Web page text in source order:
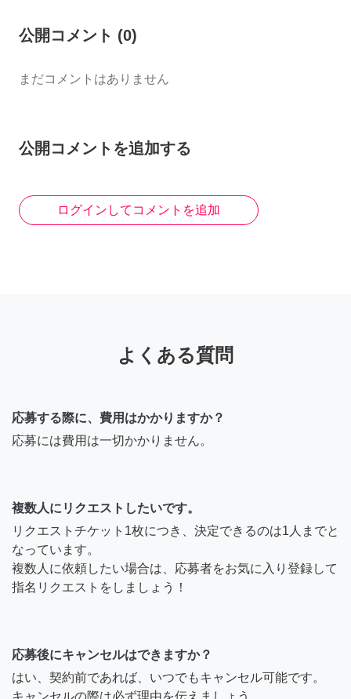
公開コメント (0)
まだコメントはありません
公開コメントを追加する
ログインしてコメントを追加
よくある質問
応募する際に、費用はかかりますか？
応募には費用は一切かかりません。
複数人にリクエストしたいです。
リクエストチケット1枚につき、決定できるのは1人までと
なっています。
複数人に依頼したい場合は、応募者をお気に入り登録して
指名リクエストをしましょう！
応募後にキャンセルはできますか？
はい、契約前であれば、いつでもキャンセル可能です。